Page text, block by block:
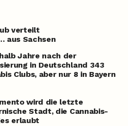
verteilt
aus Sachsen
Jahre nach der
in Deutschland 343
Clubs, aber nur 8 in Bayern
wird die letzte
Stadt, die Cannabis-
erlaubt